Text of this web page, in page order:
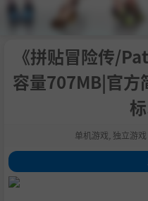
《拼贴冒险传/
容量707MB|官方
单机游戏 独立游戏
1